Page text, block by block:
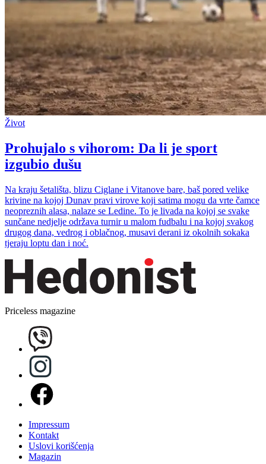
Život
Prohujalo s vihorom: Da li je sport
izgubio dušu
Na kraju šetališta, blizu Ciglane i Vitanove bare, baš pored velike
krivine na kojoj Dunav pravi virove koji satima mogu da vrte čamce
neopreznih alasa, nalaze se Ledine. To je livada na kojoj se svake
sunčane nedjelje održava turnir u malom fudbalu i na kojoj svakog
drugog dana, vedrog i oblačnog, musavi derani iz okolnih sokaka
tjeraju loptu dan i noć.
Priceless magazine
Impressum
Kontakt
Uslovi korišćenja
Magazin